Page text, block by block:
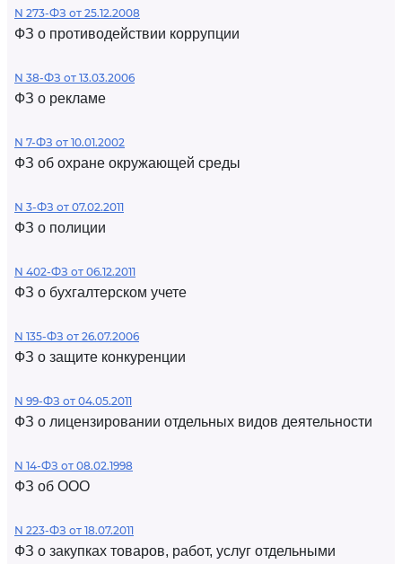
N 273-ФЗ от 25.12.2008
ФЗ о противодействии коррупции
N 38-ФЗ от 13.03.2006
ФЗ о рекламе
N 7-ФЗ от 10.01.2002
ФЗ об охране окружающей среды
N 3-ФЗ от 07.02.2011
ФЗ о полиции
N 402-ФЗ от 06.12.2011
ФЗ о бухгалтерском учете
N 135-ФЗ от 26.07.2006
ФЗ о защите конкуренции
N 99-ФЗ от 04.05.2011
ФЗ о лицензировании отдельных видов деятельности
N 14-ФЗ от 08.02.1998
ФЗ об ООО
N 223-ФЗ от 18.07.2011
ФЗ о закупках товаров, работ, услуг отдельными